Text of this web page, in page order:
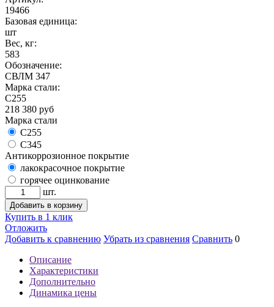
19466
Базовая единица:
шт
Вес, кг:
583
Обозначение:
СВЛМ 347
Марка стали:
С255
218 380 руб
Марка стали
С255
С345
Антикоррозионное покрытие
лакокрасочное покрытие
горячее оцинкование
шт.
Добавить в корзину
Купить в 1 клик
Отложить
Добавить к сравнению Убрать из сравнения Сравнить 0
Описание
Характеристики
Дополнительно
Динамика цены